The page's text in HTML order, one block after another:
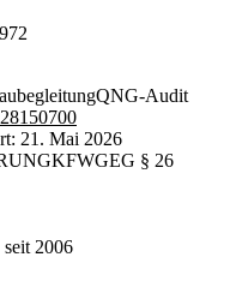
QNG-Audit
21. Mai 2026
KFWGEG § 26
seit 2006